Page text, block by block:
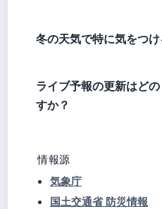
冬の天気で特に気をつ
ライブ予報の更新はど
すか？
情報源
気象庁
国土交通省 防災情報